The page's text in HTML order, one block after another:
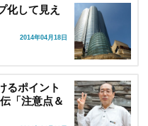
化して見え
2014年04月18日
るポイント
「注意点＆